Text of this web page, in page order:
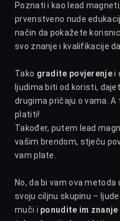
Poznati i kao lead
prvenstveno nude
način da pokažete
svo znanje i kvalifikacije
Tako gradite povjerenjei
ljudima biti od koristi,
drugima pričaju o vama.
platiti!
Također, putem lead
vašim brendom, stječu
vam plate.
No, da bi vam ova
svoju ciljnu skupinu –
muči i ponudite im znanje